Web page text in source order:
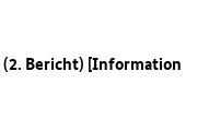
(2. Bericht) [Information